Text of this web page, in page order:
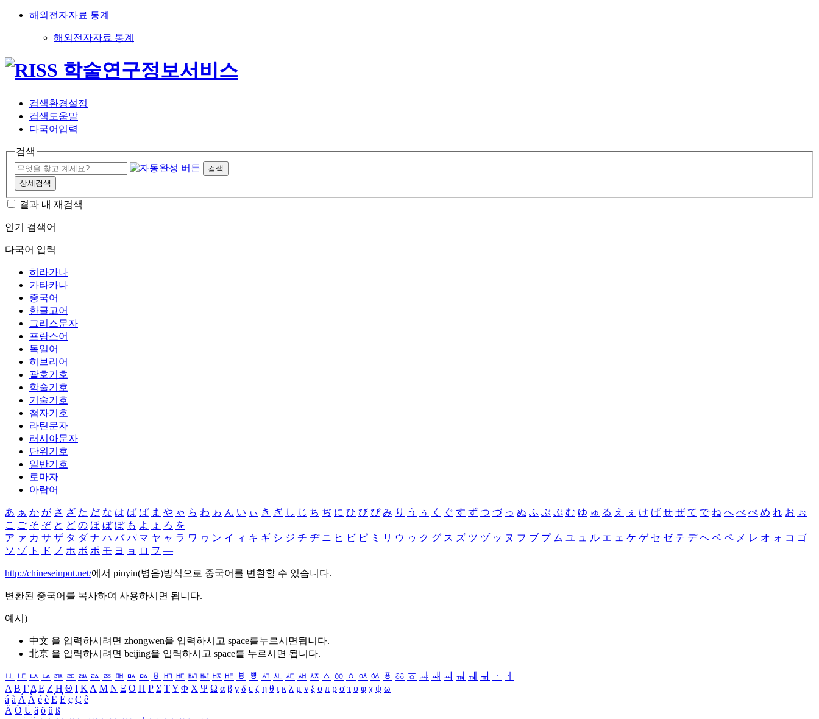
해외전자자료 통계
해외전자자료 통계
검색환경설정
검색도움말
다국어입력
검색
검색
상세검색
결과 내 재검색
인기 검색어
다국어 입력
히라가나
가타카나
중국어
한글고어
그리스문자
프랑스어
독일어
히브리어
괄호기호
학술기호
기술기호
첨자기호
라틴문자
러시아문자
단위기호
일반기호
로마자
아랍어
あ ぁ か が さ ざ た だ な は ば ぱ ま や ゃ ら わ ゎ ん い ぃ き ぎ し じ ち ぢ に ひ び ぴ み り う ぅ く ぐ す ず つ づ っ ぬ ふ ぶ ぷ む ゆ ゅ る え ぇ け げ せ ぜ て で ね へ べ ぺ め れ お ぉ
こ ご そ ぞ と ど の ほ ぼ ぽ も よ ょ ろ を
ア ァ カ サ ザ タ ダ ナ ハ バ パ マ ヤ ャ ラ ワ ヮ ン イ ィ キ ギ シ ジ チ ヂ ニ ヒ ビ ピ ミ リ ウ ゥ ク グ ス ズ ツ ヅ ッ ヌ フ ブ プ ム ユ ュ ル エ ェ ケ ゲ セ ゼ テ デ ヘ ベ ペ メ レ オ ォ コ ゴ
ソ ゾ ト ド ノ ホ ボ ポ モ ヨ ョ ロ ヲ ―
http://chineseinput.net/에서 pinyin(병음)방식으로 중국어를 변환할 수 있습니다.
변환된 중국어를 복사하여 사용하시면 됩니다.
예시)
中文 을 입력하시려면 zhongwen을 입력하시고 space를누르시면됩니다.
北京 을 입력하시려면 beijing을 입력하시고 space를 누르시면 됩니다.
ㅥ ㅦ ㅧ ㅨ ㅩ ㅪ ㅫ ㅬ ㅭ ㅮ ㅯ ㅰ ㅱ ㅲ ㅳ ㅴ ㅵ ㅶ ㅷ ㅸ ㅹ ㅺ ㅻ ㅼ ㅽ ㅾ ㅿ ㆀ ㆁ ㆂ ㆃ ㆄ ㆅ ㆆ ㆇ ㆈ ㆉ ㆊ ㆋ ㆌ ㆍ
ㆎ
Α Β ΓΔ Ε Ζ Η Θ Ι ΚΛ Μ Ν Ξ Ο Π Ρ Σ ΤΥ Φ Χ Ψ Ω α β γ δ ε ζ η θ ι κ λ μ ν ξ ο π ρ σ τ υ φ χ ψ ω
á à Á À é è É È ç Ç ê
Ä Ö Ü ä ö ü ß